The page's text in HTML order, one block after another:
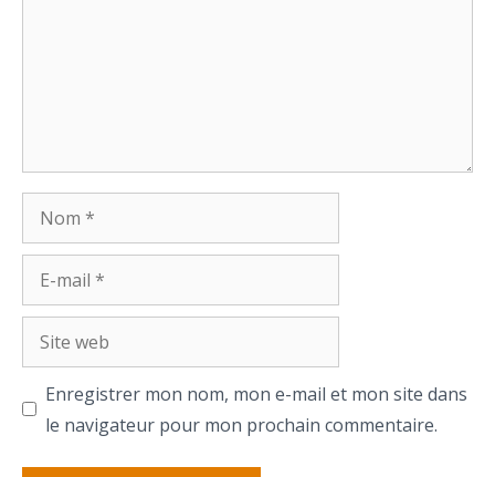
Nom
mail
Site
web
Enregistrer mon nom, mon e-mail et mon site dans
le navigateur pour mon prochain commentaire.